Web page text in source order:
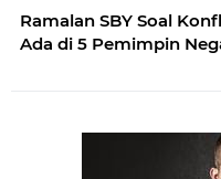
Ramalan SBY Soal
Ada di 5 Pemimpin